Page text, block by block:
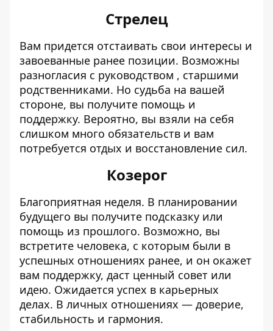
Стрелец
Вам придется отстаивать свои интересы и
завоеванные ранее позиции. Возможны
разногласия с руководством , старшими
родственниками. Но судьба на вашей
стороне, вы получите помощь и
поддержку. Вероятно, вы взяли на себя
слишком много обязательств и вам
потребуется отдых и восстановление сил.
Козерог
Благоприятная неделя. В планировании
будущего вы получите подсказку или
помощь из прошлого. Возможно, вы
встретите человека, с которым были в
успешных отношениях ранее, и он окажет
вам поддержку, даст ценный совет или
идею. Ожидается успех в карьерных
делах. В личных отношениях — доверие,
стабильность и гармония.